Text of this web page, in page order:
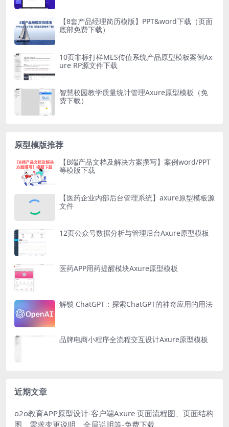
【8套产品经理简历模版】PPT&word下载（页面
底部免费下载）
10页非标打样MES传值系统产品原型模板案例Ax
ure RP源文件下载
智慧校园教学质量统计管理Axure原型模板（免
费下载）
原型模版推荐
【B端产品文档及解决方案撰写】案例word/PPT
等模版下载
【医药企业内部后台管理系统】axure原型模板源
文件
12页公众号数据分析与管理后台Axure原型模板
医药APP用药提醒模块Axure原型模板
解锁 ChatGPT：探索ChatGPT的神奇应用的用法
品牌电商小程序全流程交互设计Axure原型模板
近期文章
o2o教育APP原型设计-客户端Axure 页面流程图、页面结构
图、需求变更说明、全局说明等-免费下载